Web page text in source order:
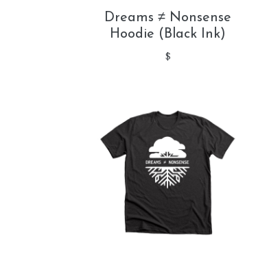
Dreams ≠ Nonsense
Hoodie (Black Ink)
$